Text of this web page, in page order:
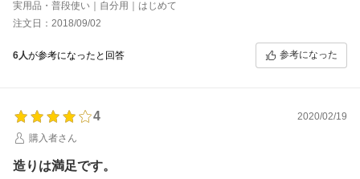
しかし、やはりケースの端がくっついていないのは気持ち悪いの
で、アフターの装着ケース交換は犠牲
(装着ケースが壊れたら諦める)にして接着を依頼した。
同じSO-04Jユーザーのために接着前の状態の画像をつけておきま
改めてスマホに装着して感じたこと、｢この商品を選んでよかっ
た、待ったかいがあった｣。
色、形、手作りの感じ、ほぼ想像していた通りだった。点数の低
いレビューを見ると、商品に当たり外れが
ある(手作りのため)ようだが、自分のは大丈夫そうだ。
それとステッチの縫い方も粗いので、他の方のレビューにもあり
ますが、コーナーの部分が斜めにショートカットされていたりし
次の機種にしたときにリピートは難しいかな。他の方のレビュー
に載っている写真を見た感じ、当たり外れがあるみたいで、見事
ね。残念です。
[注文番号] 310560-20180902-00006705
実用品・普段使い｜自分用｜はじめて
注文日：2018/09/02
6人が参考になったと回答 参考になった
4
2020/02/19
購入者さん
造りは満足です。